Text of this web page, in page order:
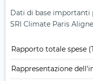
Dati di base importanti
SRI Climate Paris
Rapporto totale spese
Rappresentazione